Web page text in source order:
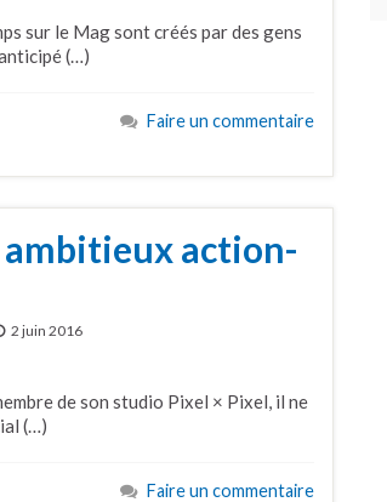
sur le Mag sont créés par des gens
(…)
Faire un commentaire
ambitieux action-
2 juin 2016
de son studio Pixel × Pixel, il ne
(…)
Faire un commentaire